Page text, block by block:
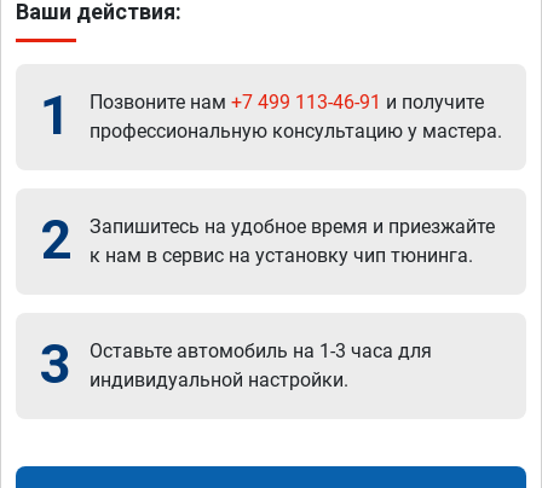
Ваши действия:
1 Позвоните нам +7 499 113-46-91 и получите
профессиональную консультацию у мастера.
2
Запишитесь на удобное время и приезжайте
к нам в сервис на установку чип тюнинга.
3
Оставьте автомобиль на 1-3 часа для
индивидуальной настройки.